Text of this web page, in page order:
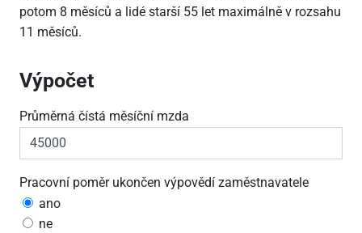
potom 8 měsíců a lidé starší 55 let maximálně v rozsahu
11 měsíců.
Výpočet
Průměrná čístá měsíční mzda
Pracovní poměr ukončen výpovědí zaměstnavatele
ano
ne